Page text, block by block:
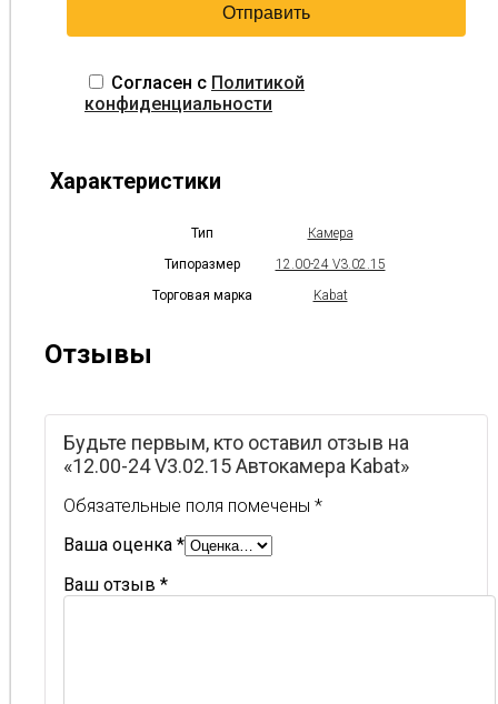
Согласен с Политикой
конфиденциальности
Характеристики
Тип
Камера
Типоразмер
12.00-24 V3.02.15
Торговая марка
Kabat
Отзывы
Будьте первым, кто оставил отзыв на
«12.00-24 V3.02.15 Автокамера Kabat»
Обязательные поля помечены *
Ваша оценка *
Ваш отзыв *